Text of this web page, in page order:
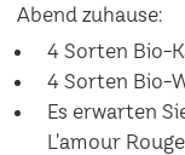
Abend zuhause:
4 Sorten Bio-
4 Sorten Bio-
Es erwarten
L'amour